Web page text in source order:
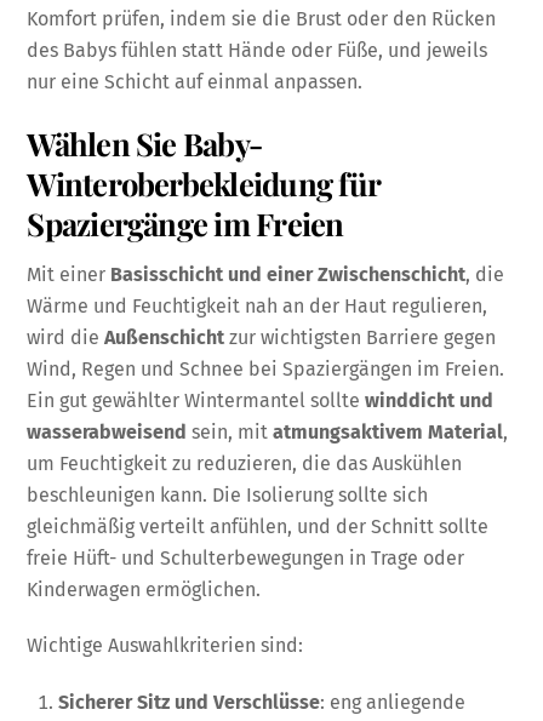
Komfort prüfen, indem sie die Brust oder den Rücken
des Babys fühlen statt Hände oder Füße, und jeweils
nur eine Schicht auf einmal anpassen.
Wählen Sie Baby-
Winteroberbekleidung für
Spaziergänge im Freien
Mit einer Basisschicht und einer Zwischenschicht, die
Wärme und Feuchtigkeit nah an der Haut regulieren,
wird dieAußenschicht zur wichtigsten Barriere gegen
Wind, Regen und Schnee bei Spaziergängen im Freien.
Ein gut gewählter Wintermantel solltewinddicht und
wasserabweisend sein, mitatmungsaktivem Material,
um Feuchtigkeit zu reduzieren, die das Auskühlen
beschleunigen kann. Die Isolierung sollte sich
gleichmäßig verteilt anfühlen, und der Schnitt sollte
freie Hüft- und Schulterbewegungen in Trage oder
Kinderwagen ermöglichen.
Wichtige Auswahlkriterien sind:
Sicherer Sitz und Verschlüsse: eng anliegende